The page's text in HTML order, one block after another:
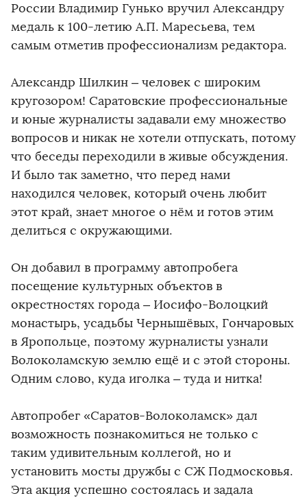
России Владимир Гунько вручил Александру
медаль к 100-летию А.П. Маресьева, тем
самым отметив профессионализм редактора.
Александр Шилкин – человек с широким
кругозором! Саратовские профессиональные
и юные журналисты задавали ему множество
вопросов и никак не хотели отпускать, потому
что беседы переходили в живые обсуждения.
И было так заметно, что перед нами
находился человек, который очень любит
этот край, знает многое о нём и готов этим
делиться с окружающими.
Он добавил в программу автопробега
посещение культурных объектов в
окрестностях города – Иосифо-Волоцкий
монастырь, усадьбы Чернышёвых, Гончаровых
в Яропольце, поэтому журналисты узнали
Волоколамскую землю ещё и с этой стороны.
Одним слово, куда иголка – туда и нитка!
Автопробег «Саратов-Волоколамск» дал
возможность познакомиться не только с
таким удивительным коллегой, но и
установить мосты дружбы с СЖ Подмосковья.
Эта акция успешно состоялась и задала